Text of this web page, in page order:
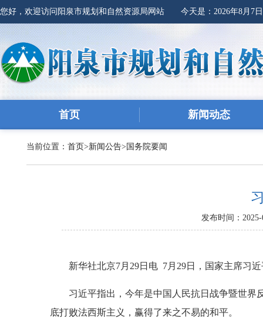
您好，欢迎访问阳泉市规划和自然资源局网站 今天是： 2026年8月7
首页 新闻动态
当前位置： 首页>新闻公告> 国务院要闻
发布时间：2025-
新华社北京7月29日电 7月29日，国家主席习
习近平指出，今年是中国人民抗日战争暨世界
底打败法西斯主义，赢得了来之不易的和平。